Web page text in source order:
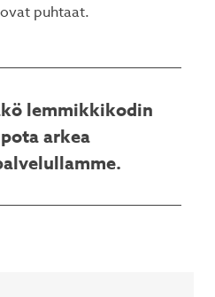
puhtaat.
lemmikkikodin
arkea